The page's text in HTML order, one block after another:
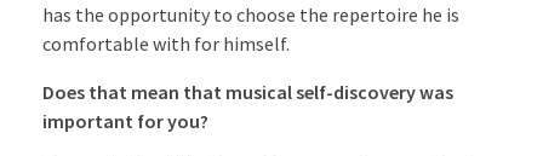
has the opportunity to choose the repertoire he is
comfortable with for himself.
Does that mean that musical self-discovery was
important for you?